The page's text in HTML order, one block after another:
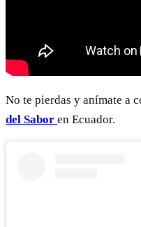
No te pierdas y anímate a
del Sabor en Ecuador.